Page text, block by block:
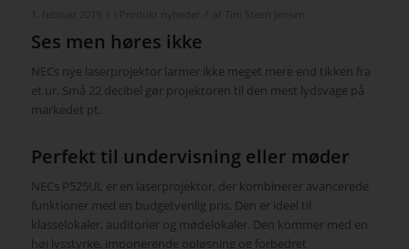
Ses men høres ikke
NECs nye laserprojektor larmer ikke meget mere end tikken fra
et ur. Små 22 decibel gør projektoren til den mest lydsvage på
markedet pt.
Perfekt til undervisning eller møder
NECs P525UL er en laserprojektor, der kombinerer avancerede
funktioner med en budgetvenlig pris. Den er ideel til
klasselokaler, auditorier og mødelokaler. Den kommer med en
høj lysstyrke, imponerende opløsning og forbedret